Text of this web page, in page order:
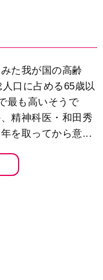
た我が国の高齢
口に占める65歳以
最も高いそうで
精神科医・和田秀
を取ってから意...